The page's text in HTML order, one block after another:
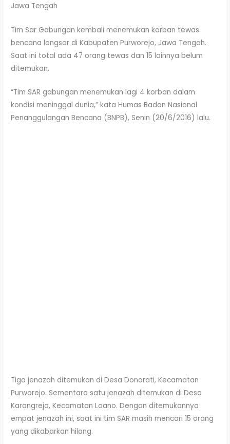
Jawa Tengah
Tim Sar Gabungan kembali menemukan korban tewas
bencana longsor di Kabupaten Purworejo, Jawa Tengah.
Saat ini total ada 47 orang tewas dan 15 lainnya belum
ditemukan.
“Tim SAR gabungan menemukan lagi 4 korban dalam
kondisi meninggal dunia,” kata Humas Badan Nasional
Penanggulangan Bencana (BNPB), Senin (20/6/2016) lalu.
Tiga jenazah ditemukan di Desa Donorati, Kecamatan
Purworejo. Sementara satu jenazah ditemukan di Desa
Karangrejo, Kecamatan Loano. Dengan ditemukannya
empat jenazah ini, saat ini tim SAR masih mencari 15 orang
yang dikabarkan hilang.